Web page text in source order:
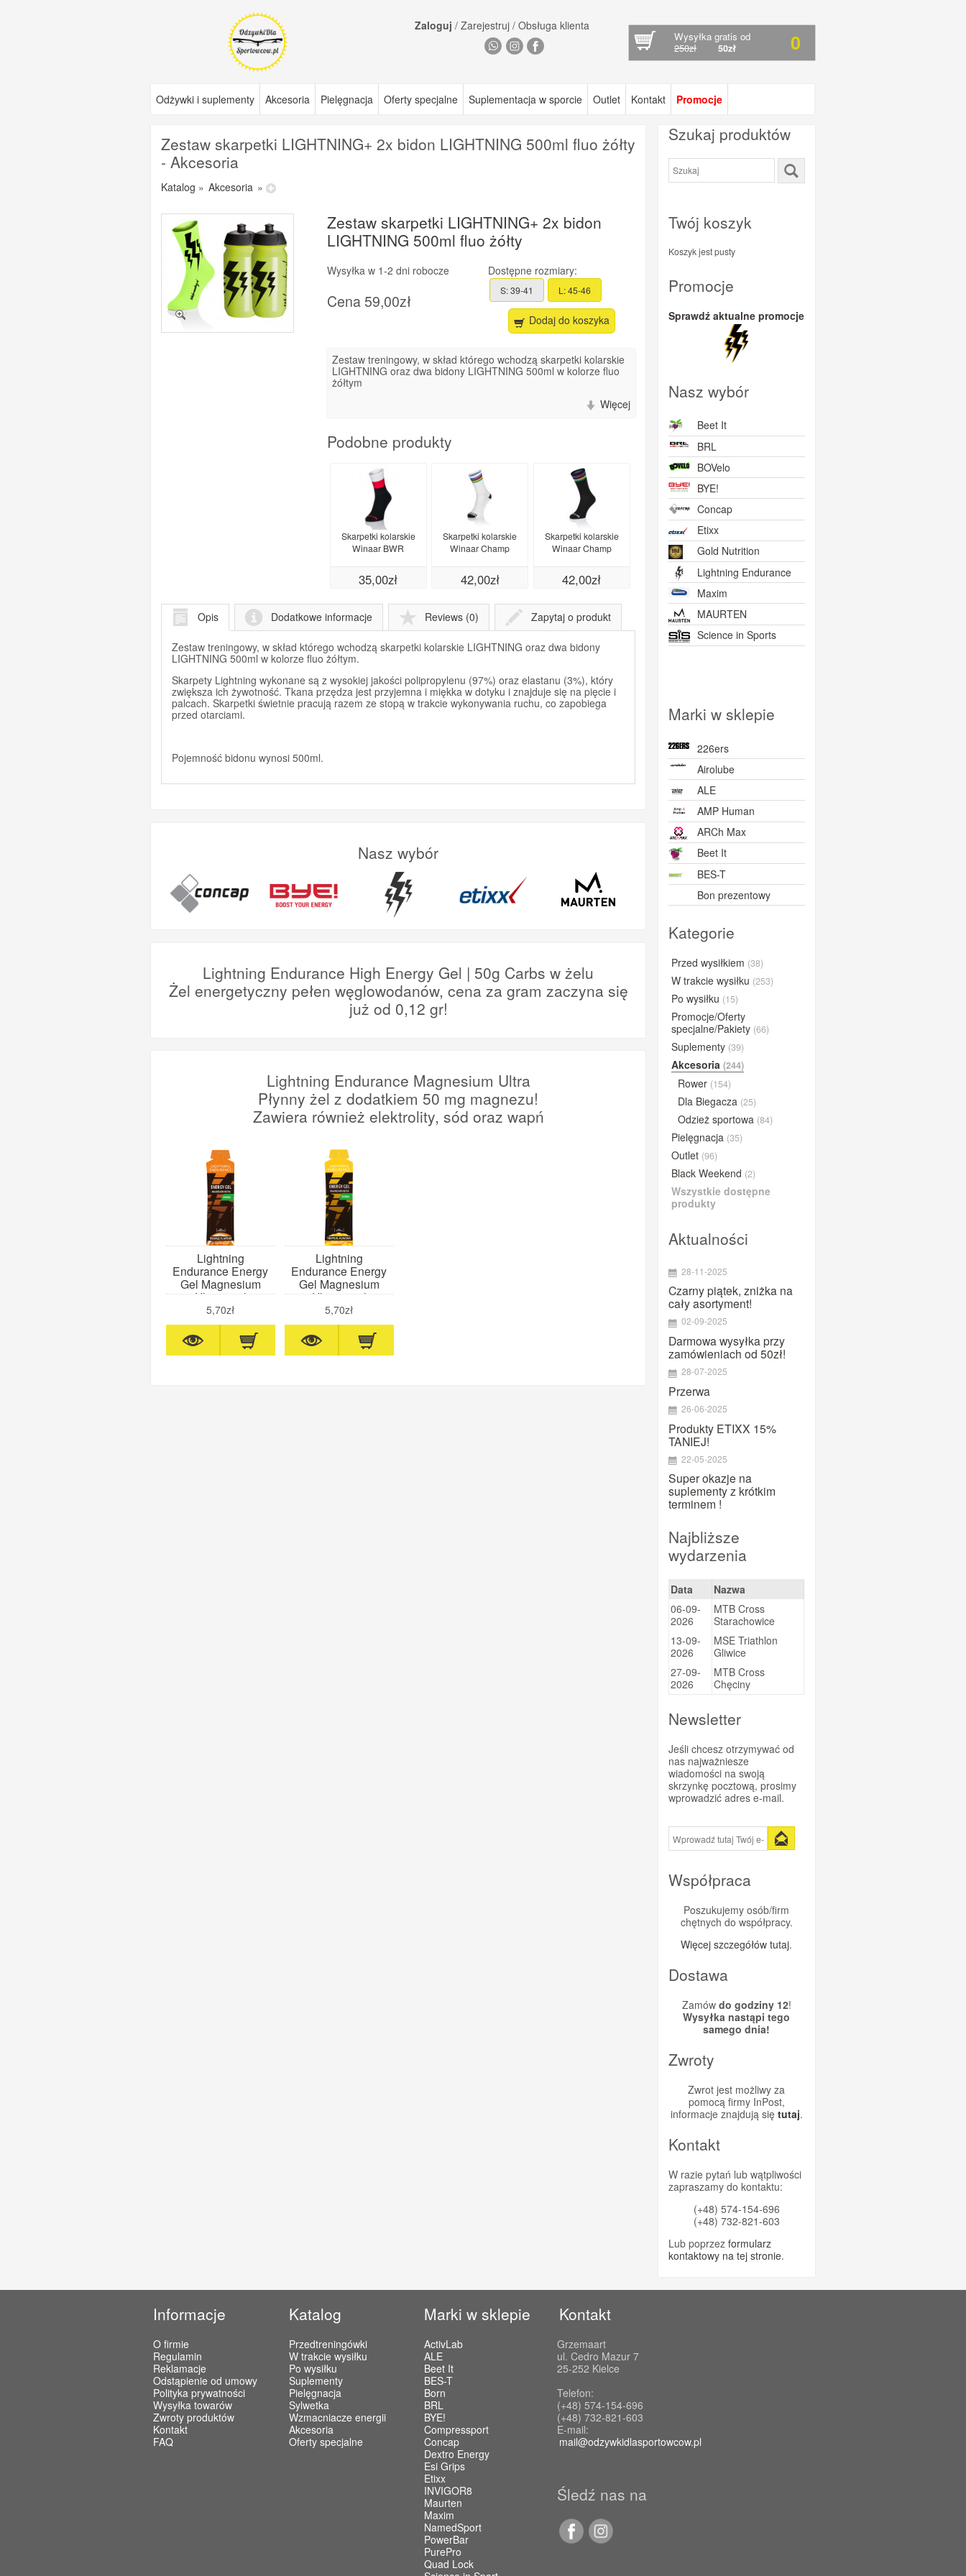
Zaloguj /Zarejestruj /Obsługa klienta
Wysyłka gratis od
250zł 50zł 0
Odżywki i suplementy Akcesoria Pielęgnacja Oferty specjalne Suplementacja w sporcie Outlet Kontakt Promocje
Zestaw skarpetki LIGHTNING+ 2x bidon LIGHTNING 500ml fluo żółty
- Akcesoria
Katalog » Akcesoria »
Zestaw skarpetki LIGHTNING+ 2x bidon
LIGHTNING 500ml fluo żółty
Wysyłka w 1-2 dni robocze
Cena59,00zł
Dostępne rozmiary:
S: 39-41 L: 45-46
Dodaj do koszyka
Zestaw treningowy, w skład którego wchodzą skarpetki kolarskie
LIGHTNING oraz dwa bidony LIGHTNING 500ml w kolorze fluo
żółtym
Więcej
Podobne produkty
Skarpetki kolarskie
Winaar BWR
35,00zł
Skarpetki kolarskie
Winaar Champ
42,00zł
Skarpetki kolarskie
Winaar Champ
42,00zł
Skarpetki kolarskie
Winaar x BYE!
29,00zł
LIGHTNING+ 2x bidon
LIGHTNING 500ml
biały
59,00zł
Opis Dodatkowe informacje Reviews (0) Zapytaj o produkt
Zestaw treningowy, w skład którego wchodzą skarpetki kolarskie LIGHTNING oraz dwa bidony
LIGHTNING 500ml w kolorze fluo żółtym.
Skarpety Lightning wykonane są z wysokiej jakości polipropylenu (97%) oraz elastanu (3%), który
zwiększa ich żywotność. Tkana przędza jest przyjemna i miękka w dotyku i znajduje się na pięcie i
palcach. Skarpetki świetnie pracują razem ze stopą w trakcie wykonywania ruchu, co zapobiega
przed otarciami.
Pojemność bidonu wynosi 500ml.
Nasz wybór
Lightning Endurance High Energy Gel | 50g Carbs w żelu
Żel energetyczny pełen węglowodanów, cena za gram zaczyna się
już od 0,12 gr!
Lightning Endurance Magnesium Ultra
Płynny żel z dodatkiem 50 mg magnezu!
Zawiera również elektrolity, sód oraz wapń
Lightning
Endurance Energy
Gel Magnesium
Ultra 60ml
(pomarańcza)
5,70zł
Lightning
Endurance Energy
Gel Magnesium
Ultra 60 ml
(tropikalny)
5,70zł
Szukaj produktów
Twój koszyk
Koszyk jest pusty
Promocje
Sprawdź aktualne promocje
Nasz wybór
Beet It
BRL
BOVelo
BYE!
Concap
Etixx
Gold Nutrition
Lightning Endurance
Maxim
MAURTEN
Science in Sports
Marki w sklepie
226ers
Airolube
ALE
AMP Human
ARCh Max
Beet It
BES-T
Bon prezentowy
BOVelo
BRL
BUFF®
BYE
Close the gap
Compressport
Concap
CyclOn
Dextro Energy
ESI Grips
Etixx
Fenwick's
Gold Nutrition
iGPSPORT
Lazer
MarshGuard
MAURTEN
Maxim
Megmeister
Mountaindrop
NamedSport
OTE
PowerBar
PRO
Prox
Puromedica
Quad Lock
Ravemen
Shimano
SiS
Sportsbalm
Super Heraw
Taste of Nature
Trezado
Trivio
Vittoria
WINAAR
Xendurance
Kategorie
Przed wysiłkiem (38)
W trakcie wysiłku (253)
Po wysiłku (15)
Promocje/Oferty
specjalne/Pakiety (66)
Suplementy (39)
Akcesoria (244)
Rower (154)
Dla Biegacza (25)
Odzież sportowa (84)
Pielęgnacja (35)
Outlet (96)
Black Weekend (2)
Wszystkie dostępne
produkty
Aktualności
28-11-2025
Czarny piątek, zniżka na
cały asortyment!
02-09-2025
Darmowa wysyłka przy
zamówieniach od 50zł!
28-07-2025
Przerwa
26-06-2025
Produkty ETIXX 15%
TANIEJ!
22-05-2025
Super okazje na
suplementy z krótkim
terminem !
Najbliższe
wydarzenia
Data
Nazwa
06-09-
2026
MTB Cross
Starachowice
13-09-
2026
MSE Triathlon
Gliwice
27-09-
2026
MTB Cross
Chęciny
Newsletter
Jeśli chcesz otrzymywać od
nas najważniesze
wiadomości na swoją
skrzynkę pocztową, prosimy
wprowadzić adres e-mail.
Współpraca
Poszukujemy osób/firm
chętnych do współpracy.
Więcej szczegółów tutaj.
Dostawa
Zamów do godziny 12!
Wysyłka nastąpi tego
samego dnia!
Zwroty
Zwrot jest możliwy za
pomocą firmy InPost,
informacje znajdują się tutaj.
Kontakt
W razie pytań lub wątpliwości
zapraszamy do kontaktu:
(+48) 574-154-696
(+48) 732-821-603
Lub poprzez formularz
kontaktowy na tej stronie.
Informacje
O firmie
Regulamin
Reklamacje
Odstąpienie od umowy
Polityka prywatności
Wysyłka towarów
Zwroty produktów
Kontakt
FAQ
Katalog
Przedtreningówki
W trakcie wysiłku
Po wysiłku
Suplementy
Pielęgnacja
Sylwetka
Wzmacniacze energii
Akcesoria
Oferty specjalne
Marki w sklepie
ActivLab
ALE
Beet It
BES-T
Born
BRL
BYE!
Compressport
Concap
Dextro Energy
Esi Grips
Etixx
INVIGOR8
Maurten
Maxim
NamedSport
PowerBar
PurePro
Quad Lock
Kontakt
Grzemaart
ul. Cedro Mazur 7
25-252 Kielce
Telefon:
(+48) 574-154-696
(+48) 732-821-603
E-mail:
mail@odzywkidlasportowcow.pl
Śledź nas na